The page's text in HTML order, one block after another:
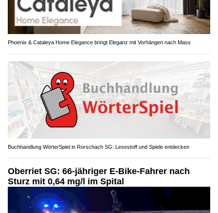
Phoenix & Cataleya Home Elegance bringt Eleganz mit Vorhängen nach Mass
Buchhandlung WörterSpiel in Rorschach SG: Lesestoff und Spiele entdecken
Oberriet SG: 66-jähriger E-Bike-Fahrer nach
Sturz mit 0,64 mg/l im Spital